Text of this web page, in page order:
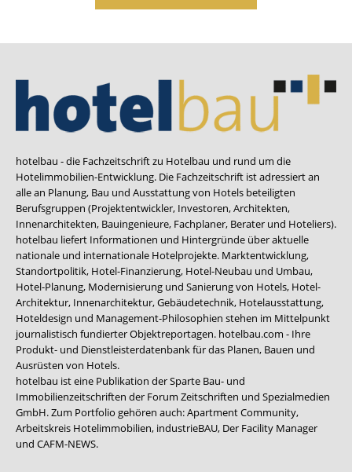
hotelbau - die Fachzeitschrift zu Hotelbau und rund um die
Hotelimmobilien-Entwicklung. Die Fachzeitschrift ist adressiert an
alle an Planung, Bau und Ausstattung von Hotels beteiligten
Berufsgruppen (Projektentwickler, Investoren, Architekten,
Innenarchitekten, Bauingenieure, Fachplaner, Berater und Hoteliers).
hotelbau liefert Informationen und Hintergründe über aktuelle
nationale und internationale Hotelprojekte. Marktentwicklung,
Standortpolitik, Hotel-Finanzierung, Hotel-Neubau und Umbau,
Hotel-Planung, Modernisierung und Sanierung von Hotels, Hotel-
Architektur, Innenarchitektur, Gebäudetechnik, Hotelausstattung,
Hoteldesign und Management-Philosophien stehen im Mittelpunkt
journalistisch fundierter Objektreportagen. hotelbau.com - Ihre
Produkt- und Dienstleisterdatenbank für das Planen, Bauen und
Ausrüsten von Hotels.
hotelbau ist eine Publikation der Sparte Bau- und
Immobilienzeitschriften der Forum Zeitschriften und Spezialmedien
GmbH. Zum Portfolio gehören auch:Apartment Community,
Arbeitskreis Hotelimmobilien, industrieBAU, Der Facility Manager
und CAFM-NEWS.